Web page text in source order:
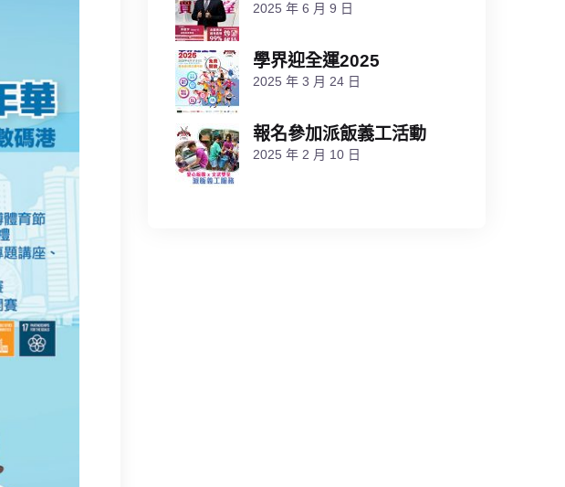
2025 年 6 月 9 日
學界迎全運2025
2025 年 3 月 24 日
​報名參加派飯義工活動
2025 年 2 月 10 日